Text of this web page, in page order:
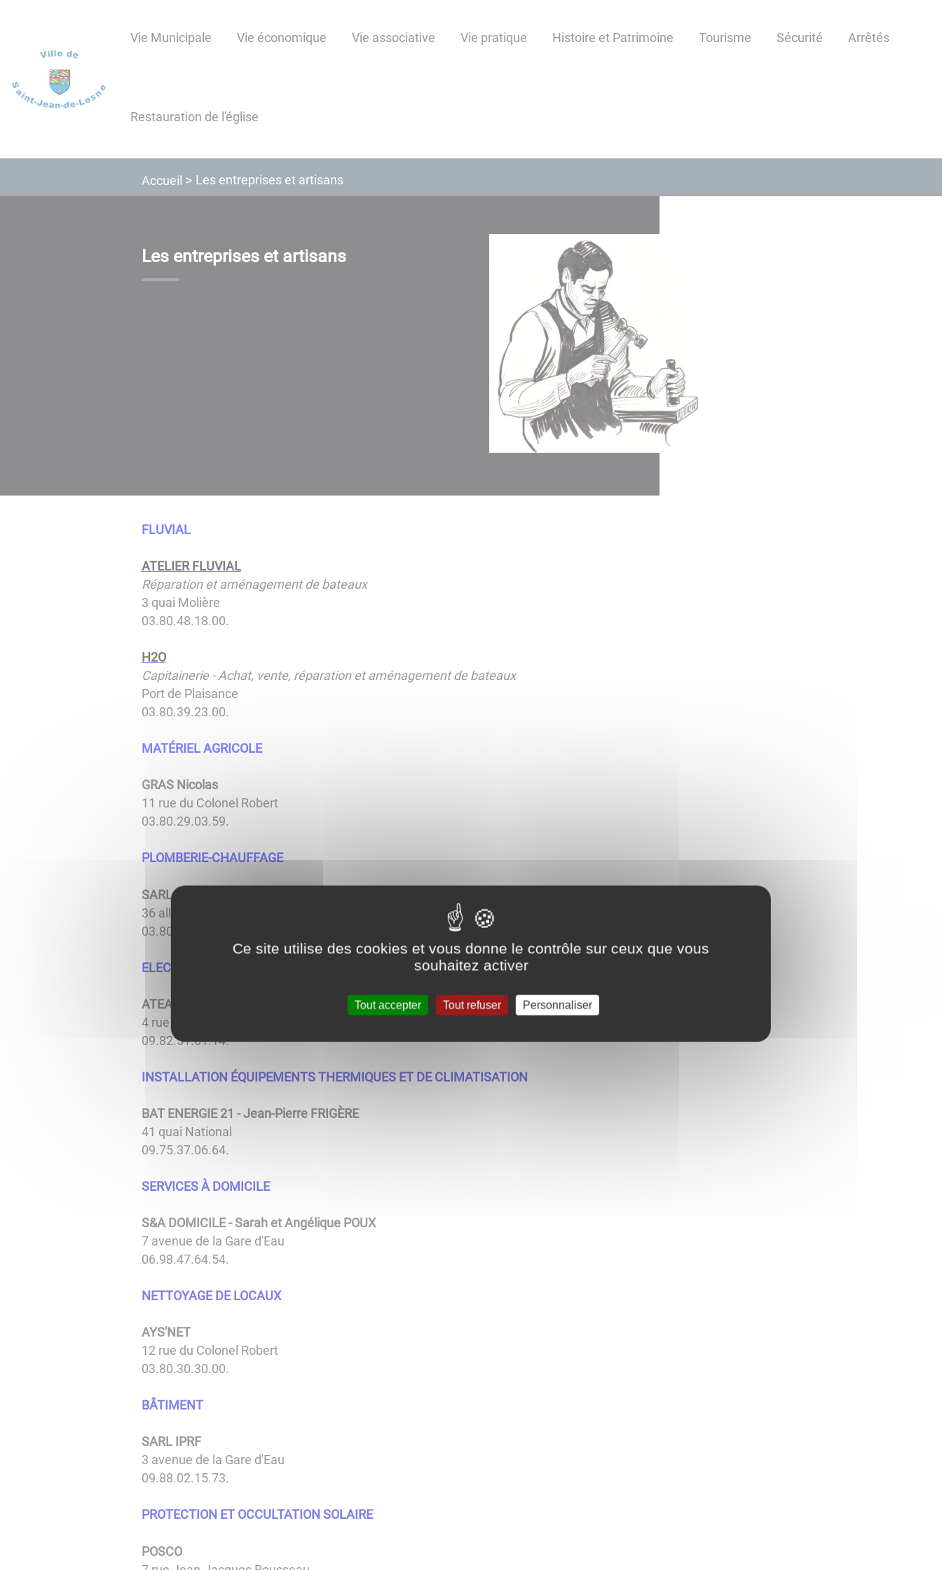
menu
contenu
principal
recherche
pied
Vie Municipale Vie économique Vie associative Vie pratique Histoire et Patrimoine Tourisme Sécurité Arrêtés
Restauration de l'église
Accueil Les entreprises et artisans
Les entreprises et artisans
FLUVIAL
ATELIER FLUVIAL
Réparation et aménagement de bateaux
3 quai Molière
03.80.48.18.00.
H2O
Capitainerie - Achat, vente, réparation et aménagement de bateaux
Port de Plaisance
03.80.39.23.00.
MATÉRIEL AGRICOLE
GRAS Nicolas
11 rue du Colonel Robert
03.80.29.03.59.
PLOMBERIE-CHAUFFAGE
SARL GAUTHIER
36 allée des Bastions du Wauxhall
03.80.29.09.03.
ELECTRICITÉ GÉNÉRALE ET AUTOMATISMES
ATEA 21 - Thierry AMBERT
4 rue du Château
09.82.51.61.14.
INSTALLATION ÉQUIPEMENTS THERMIQUES ET DE CLIMATISATION
BAT ENERGIE 21 - Jean-Pierre FRIGÈRE
41 quai National
09.75.37.06.64.
SERVICES À DOMICILE
S&A DOMICILE - Sarah et Angélique POUX
7 avenue de la Gare d'Eau
06.98.47.64.54.
NETTOYAGE DE LOCAUX
AYS'NET
12 rue du Colonel Robert
03.80.30.30.00.
BÂTIMENT
SARL IPRF
3 avenue de la Gare d'Eau
09.88.02.15.73.
PROTECTION ET OCCULTATION SOLAIRE
POSCO
Ce site utilise des cookies et vous donne le contrôle sur ceux que vous
souhaitez activer
Tout accepter Tout refuser Personnaliser